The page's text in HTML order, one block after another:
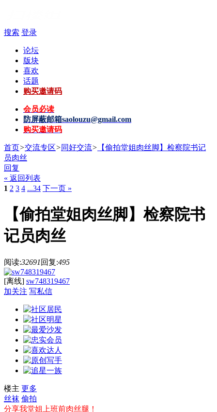
搜索 登录
论坛
版块
喜欢
话题
购买邀请码
会员必读
防屏蔽邮箱saolouzu@gmail.com
购买邀请码
首页>交流专区>同好交流> 【偷拍堂姐肉丝脚】检察院书记
员肉丝
回复
« 返回列表
1 2 3 4 ...34 下一页 »
【偷拍堂姐肉丝脚】检察院书
记员肉丝
阅读:32691 回复:495
[离线] sw748319467
加关注 写私信
楼主 更多
丝袜 偷拍
分享我堂姐上班前肉丝腿！